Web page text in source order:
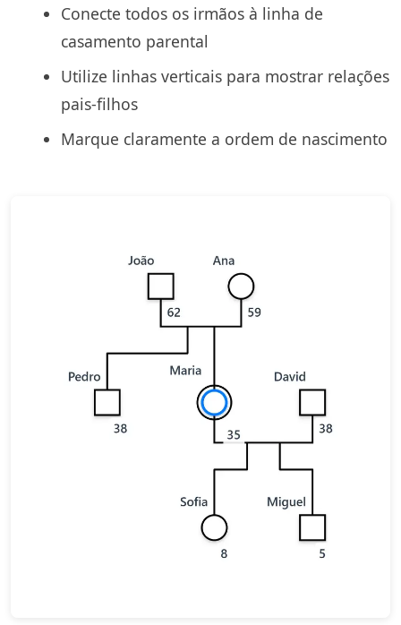
Conecte todos os irmãos à linha de
casamento parental
Utilize linhas verticais para mostrar relações
pais-filhos
Marque claramente a ordem de nascimento